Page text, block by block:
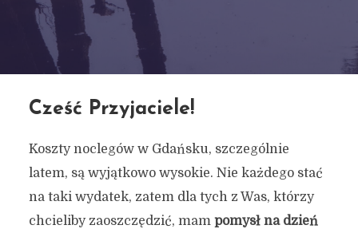
Cześć Przyjaciele!
Koszty noclegów w Gdańsku, szczególnie
latem, są wyjątkowo wysokie. Nie każdego stać
na taki wydatek, zatem dla tych z Was, którzy
chcieliby zaoszczędzić, mam pomysł na dzień